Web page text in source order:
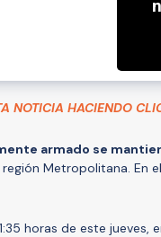
NOTICIA HACIENDO
armado se
Metropolitana. En
horas de este jueves,